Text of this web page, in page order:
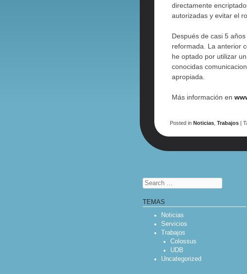
directamente
autorizadas y evitar el
Después de casi 5
reformada. La anterior
he optado por utilizar
conocidas
apropiada.
Más información en
Posted inNoticias ,Trabajos |
Search
TEMAS
Noticias
Servicios
Trabajos
Colossus
UDB
Uncategorized